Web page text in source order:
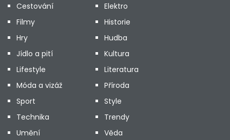
Cestování
Elektro
Filmy
Historie
Hry
Hudba
Jídlo a pití
Kultura
Lifestyle
Literatura
Móda a vizáž
Příroda
Sport
Style
Technika
Trendy
Umění
Věda